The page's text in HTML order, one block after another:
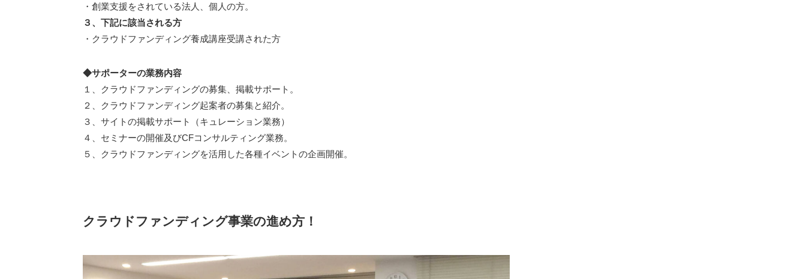
・創業支援をされている法人、個人の方。
３、下記に該当される方
・クラウドファンディング養成講座受講された方
◆サポーターの業務内容
１、クラウドファンディングの募集、掲載サポート。
２、クラウドファンディング起案者の募集と紹介。
３、サイトの掲載サポート（キュレーション業務）
４、セミナーの開催及びCFコンサルティング業務。
５、クラウドファンディングを活用した各種イベントの企画開催。
クラウドファンディング事業の進め方！